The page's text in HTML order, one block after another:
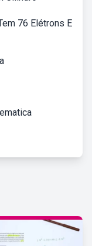
76 Elétrons E